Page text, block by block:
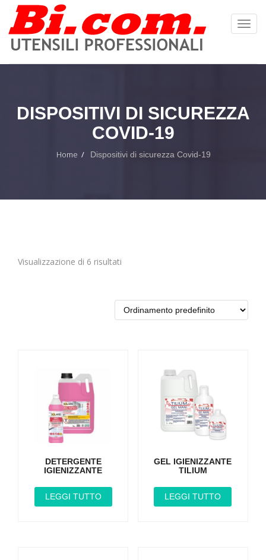
DISPOSITIVI DI SICUREZZA
COVID-19
Home Dispositivi di sicurezza Covid-19
Visualizzazione di 6 risultati
DETERGENTE
IGIENIZZANTE
LEGGI TUTTO
GEL IGIENIZZANTE
TILIUM
LEGGI TUTTO